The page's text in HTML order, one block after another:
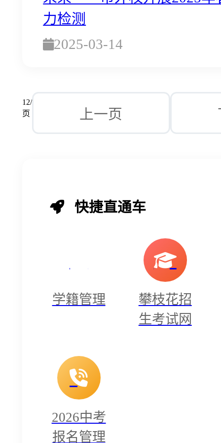
快捷直通车
学籍管理
攀枝花招
生考试网
2026中考
报名管理
力检测
2025-03-14
12/
页
上一页